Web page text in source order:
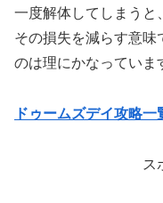
一度解体してしまうと
その損失を減らす意味
のは理にかなっていま
ドゥームズデイ攻略一
ス